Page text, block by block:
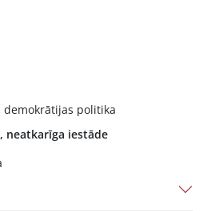
demokrātijas politika
neatkarīga iestāde